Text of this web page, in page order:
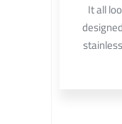
It all